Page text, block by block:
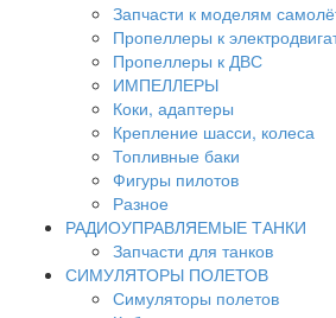
Запчасти к моделям
Пропеллеры к
Пропеллеры к ДВС
ИМПЕЛЛЕРЫ
Коки, адаптеры
Крепление шасси, колеса
Топливные баки
Фигуры пилотов
Разное
РАДИОУПРАВЛЯЕМЫЕ ТАНКИ
Запчасти для танков
СИМУЛЯТОРЫ ПОЛЕТОВ
Симуляторы полетов